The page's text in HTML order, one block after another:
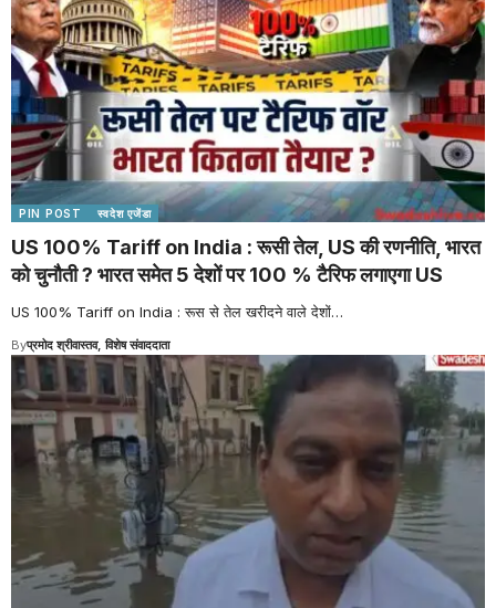
PIN POST स्वदेश एजेंडा
US 100% Tariff on India : रूसी तेल, US की रणनीति, भारत
को चुनौती ? भारत समेत 5 देशों पर 100 % टैरिफ लगाएगा US
US 100% Tariff on India : रूस से तेल खरीदने वाले देशों…
Byप्रमोद श्रीवास्तव, विशेष संवाददाता